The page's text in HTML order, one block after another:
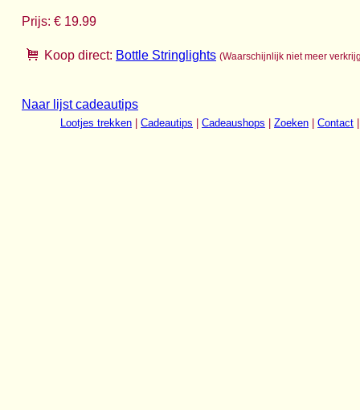
Prijs: € 19.99
Koop direct: Bottle Stringlights (Waarschijnlijk niet meer
Naar lijst cadeautips
Lootjes trekken Cadeautips Cadeaushops Zoeken Contact